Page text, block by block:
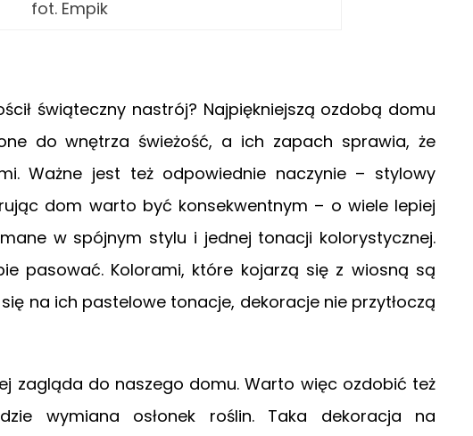
fot. Empik
świąteczny nastrój? Najpiękniejszą ozdobą domu
do wnętrza świeżość, a ich zapach sprawia, że
Ważne jest też odpowiednie naczynie – stylowy
dom warto być konsekwentnym – o wiele lepiej
w spójnym stylu i jednej tonacji kolorystycznej.
pasować. Kolorami, które kojarzą się z wiosną są
się na ich pastelowe tonacje, dekoracje nie przytłoczą
zagląda do naszego domu. Warto więc ozdobić też
wymiana osłonek roślin. Taka dekoracja na